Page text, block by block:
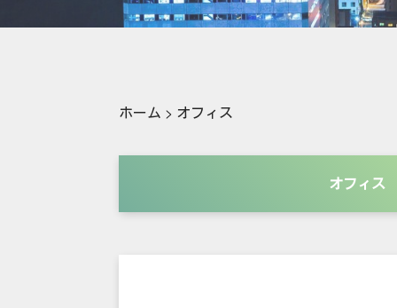
ホーム > オフィス
オフィス